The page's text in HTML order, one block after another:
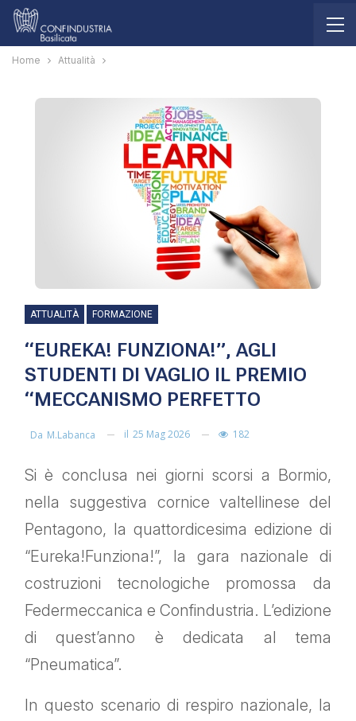
Home Attualità
ATTUALITÀ FORMAZIONE
“EUREKA! FUNZIONA!”, AGLI
STUDENTI DI VAGLIO IL PREMIO
“MECCANISMO PERFETTO
Da M.labanca il 25 Mag 2026 182
Si è conclusa nei giorni scorsi a Bormio,
nella suggestiva cornice valtellinese del
Pentagono, la quattordicesima edizione di
“Eureka!Funziona!”, la gara nazionale di
costruzioni tecnologiche promossa da
Federmeccanica e Confindustria. L’edizione
di quest’anno è dedicata al tema
“Pneumatica”.
In questo scenario di respiro nazionale, la